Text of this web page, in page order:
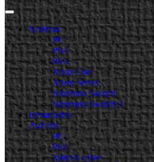
Noticias
PC
PS4
PS5
Xbox One
Xbox Series
Nintendo Switch
Nintendo Switch 2
Destacadas
Análisis
PC
PS4
XBOX ONE